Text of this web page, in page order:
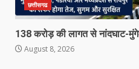
छत्तीसगढ
138 करोड़ की लागत से नांदघाट-
August 8, 2026